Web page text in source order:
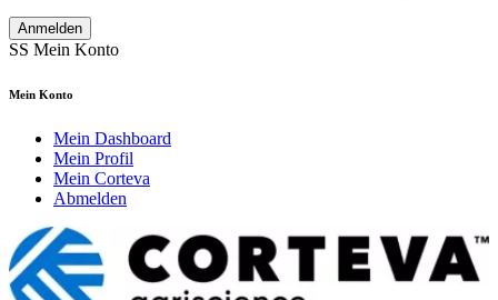
Anmelden
SS Mein Konto
Mein Konto
Mein Dashboard
Mein Profil
Mein Corteva
Abmelden